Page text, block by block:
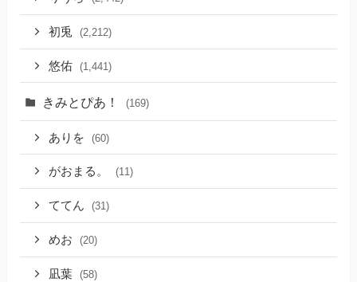
初兎 (2,212)
悠佑 (1,441)
きみとぴあ！ (169)
ありを (60)
がおまる。 (11)
ててん (31)
めお (20)
凪葉 (58)